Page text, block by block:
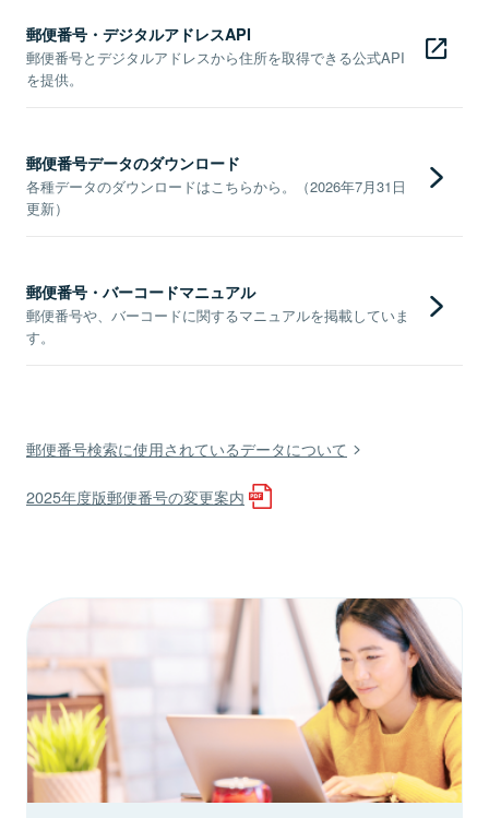
郵便番号・デジタルアドレスAPI
郵便番号とデジタルアドレスから住所を取得できる公式API
を提供。
郵便番号データのダウンロード
各種データのダウンロードはこちらから。（2026年7月31日
更新）
郵便番号・バーコードマニュアル
郵便番号や、バーコードに関するマニュアルを掲載していま
す。
郵便番号検索に使用されているデータについて
2025年度版郵便番号の変更案内